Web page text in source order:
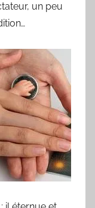
un peu